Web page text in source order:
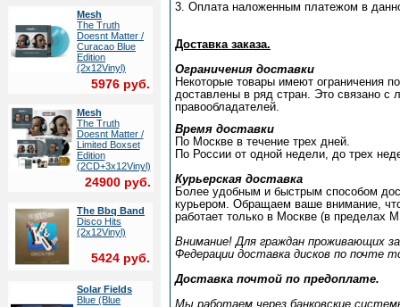
Mesh
The Truth
Doesnt Matter /
Curacao Blue
Edition
(2x12Vinyl)
5976 руб.
Mesh
The Truth
Doesnt Matter /
Limited Boxset
Edition
(2CD+3x12Vinyl)
24900 руб.
The Bbq Band
Disco Hits
(2x12Vinyl)
5424 руб.
Solar Fields
Blue (Blue
3. Оплата наложенным платежом в
Доставка заказа.
Ограничения доставки
Некоторые товары имеют ограничения
доставлены в ряд стран. Это связано с
правообладателей.
Время доставки
По Москве в течение трех дней.
По России от одной недели, до трех
Курьерская доставка
Более удобным и быстрым способом
курьером. Обращаем ваше внимание,
работает только в Москве (в пределах
Внимание! Для граждан проживающих
Федерации доставка дисков по почте
Доставка почтой по предоплате.
Мы работаем через банковские